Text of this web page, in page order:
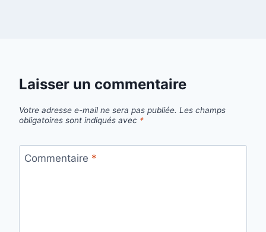
Laisser un commentaire
Votre adresse e-mail ne sera pas publiée. Les champs
obligatoires sont indiqués avec *
Commentaire *